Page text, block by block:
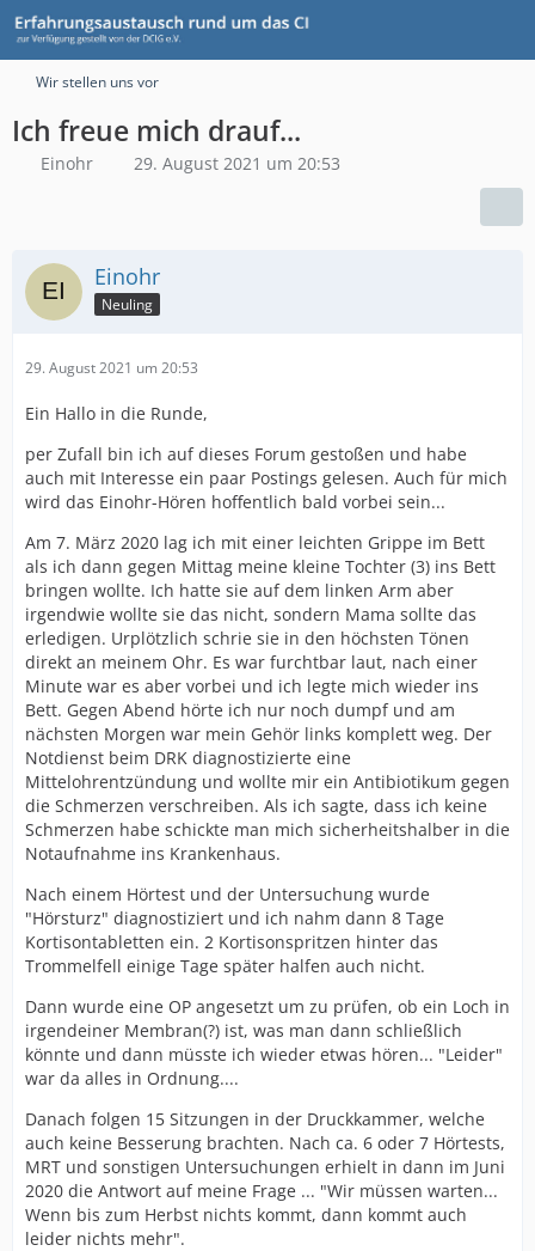
Wir stellen uns vor
Ich freue mich drauf...
Einohr 29. August 2021 um 20:53
Einohr
Neuling
29. August 2021 um 20:53
Ein Hallo in die Runde,
per Zufall bin ich auf dieses Forum gestoßen und habe
auch mit Interesse ein paar Postings gelesen. Auch für mich
wird das Einohr-Hören hoffentlich bald vorbei sein...
Am 7. März 2020 lag ich mit einer leichten Grippe im Bett
als ich dann gegen Mittag meine kleine Tochter (3) ins Bett
bringen wollte. Ich hatte sie auf dem linken Arm aber
irgendwie wollte sie das nicht, sondern Mama sollte das
erledigen. Urplötzlich schrie sie in den höchsten Tönen
direkt an meinem Ohr. Es war furchtbar laut, nach einer
Minute war es aber vorbei und ich legte mich wieder ins
Bett. Gegen Abend hörte ich nur noch dumpf und am
nächsten Morgen war mein Gehör links komplett weg. Der
Notdienst beim DRK diagnostizierte eine
Mittelohrentzündung und wollte mir ein Antibiotikum gegen
die Schmerzen verschreiben. Als ich sagte, dass ich keine
Schmerzen habe schickte man mich sicherheitshalber in die
Notaufnahme ins Krankenhaus.
Nach einem Hörtest und der Untersuchung wurde
"Hörsturz" diagnostiziert und ich nahm dann 8 Tage
Kortisontabletten ein. 2 Kortisonspritzen hinter das
Trommelfell einige Tage später halfen auch nicht.
Dann wurde eine OP angesetzt um zu prüfen, ob ein Loch in
irgendeiner Membran(?) ist, was man dann schließlich
könnte und dann müsste ich wieder etwas hören... "Leider"
war da alles in Ordnung....
Danach folgen 15 Sitzungen in der Druckkammer, welche
auch keine Besserung brachten. Nach ca. 6 oder 7 Hörtests,
MRT und sonstigen Untersuchungen erhielt in dann im Juni
2020 die Antwort auf meine Frage ... "Wir müssen warten...
Wenn bis zum Herbst nichts kommt, dann kommt auch
leider nichts mehr".